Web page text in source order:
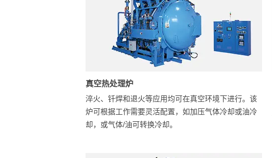
真空热处理炉
淬火、钎焊和退火等应用均可在真空环境下进行。该
炉可根据工作需要灵活配置，如加压气体冷却或油冷
却，或气体/油可转换冷却。